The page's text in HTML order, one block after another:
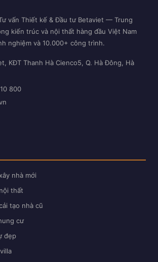
vấn Thiết kế & Đầu tư Betaviet — Trung
kiến trúc và nội thất hàng đầu Việt Nam
nghiệm và 10.000+ công trình.
KĐT Thanh Hà Cienco5, Q. Hà Đông, Hà
800
nhà mới
thất
tạo nhà cũ
cư
đẹp